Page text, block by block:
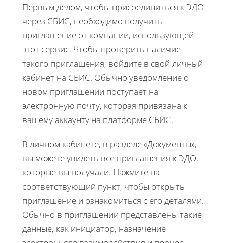
Первым делом, чтобы присоединиться к ЭДО
через СБИС, необходимо получить
приглашение от компании, использующей
этот сервис. Чтобы проверить наличие
такого приглашения, войдите в свой личный
кабинет на СБИС. Обычно уведомление о
новом приглашении поступает на
электронную почту, которая привязана к
вашему аккаунту на платформе СБИС.
В личном кабинете, в разделе «Документы»,
вы можете увидеть все приглашения к ЭДО,
которые вы получали. Нажмите на
соответствующий пункт, чтобы открыть
приглашение и ознакомиться с его деталями.
Обычно в приглашении представлены такие
данные, как инициатор, назначение